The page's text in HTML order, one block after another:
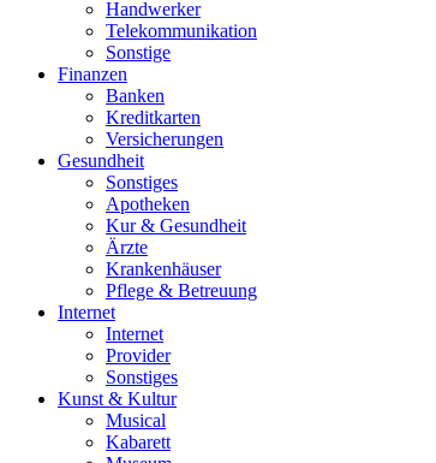
Handwerker
Telekommunikation
Sonstige
Finanzen
Banken
Kreditkarten
Versicherungen
Gesundheit
Sonstiges
Apotheken
Kur & Gesundheit
Ärzte
Krankenhäuser
Pflege & Betreuung
Internet
Internet
Provider
Sonstiges
Kunst & Kultur
Musical
Kabarett